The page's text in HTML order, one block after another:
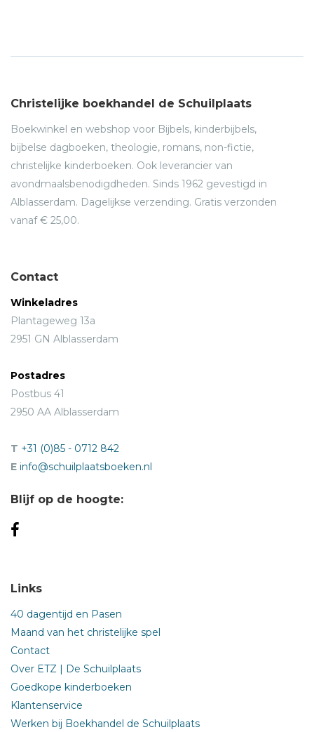
Christelijke boekhandel de Schuilplaats
Boekwinkel en webshop voor Bijbels, kinderbijbels,
bijbelse dagboeken, theologie, romans, non-fictie,
christelijke kinderboeken. Ook leverancier van
avondmaalsbenodigdheden. Sinds 1962 gevestigd in
Alblasserdam. Dagelijkse verzending. Gratis verzonden
vanaf € 25,00.
Contact
Winkeladres
Plantageweg 13a
2951 GN Alblasserdam
Postadres
Postbus 41
2950 AA Alblasserdam
T +31 (0)85 - 0712 842
E info@schuilplaatsboeken.nl
Blijf op de hoogte:
Links
40 dagentijd en Pasen
Maand van het christelijke spel
Contact
Over ETZ | De Schuilplaats
Goedkope kinderboeken
Klantenservice
Werken bij Boekhandel de Schuilplaats